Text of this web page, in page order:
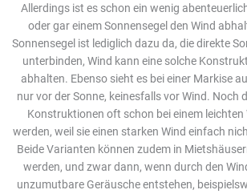
Allerdings ist es schon ein wenig
oder gar einem Sonnensegel den Wind
Sonnensegel ist lediglich dazu da, die direkte
unterbinden, Wind kann eine solche
abhalten. Ebenso sieht es bei einer Markise
nur vor der Sonne, keinesfalls vor Wind. Noch
Konstruktionen oft schon bei einem leichten
werden, weil sie einen starken Wind einfach
Beide Varianten können zudem in
werden, und zwar dann, wenn durch den
unzumutbare Geräusche entstehen,